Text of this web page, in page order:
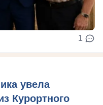
1
увела
Курортного